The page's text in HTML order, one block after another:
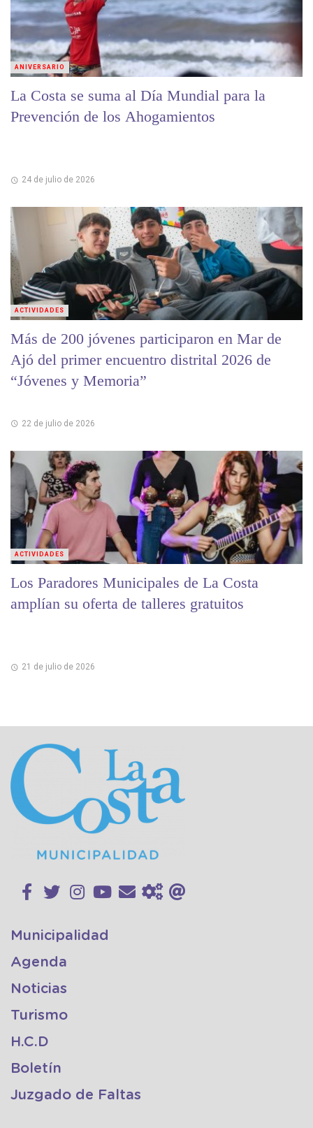
La Costa se suma al Día Mundial para la
Prevención de los Ahogamientos
24 de julio de 2026
ANIVERSARIO
Más de 200 jóvenes participaron en Mar de
Ajó del primer encuentro distrital 2026 de
“Jóvenes y Memoria”
22 de julio de 2026
ACTIVIDADES
Los Paradores Municipales de La Costa
amplían su oferta de talleres gratuitos
21 de julio de 2026
ACTIVIDADES
Municipalidad
Agenda
Noticias
Turismo
H.C.D
Boletín
Juzgado de Faltas